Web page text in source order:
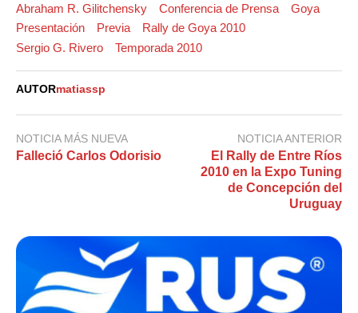
Abraham R. Gilitchensky Conferencia de Prensa
Goya
Presentación
Previa
Rally de Goya 2010
Sergio G. Rivero
Temporada 2010
AUTORmatiassp
NOTICIA MÁS NUEVA
Falleció Carlos Odorisio
NOTICIA ANTERIOR
El Rally de Entre Ríos
2010 en la Expo Tuning
de Concepción del
Uruguay